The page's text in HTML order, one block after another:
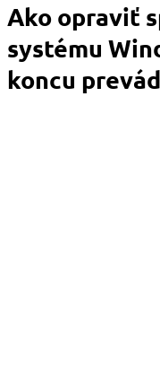
Ako opraviť
systému
koncu